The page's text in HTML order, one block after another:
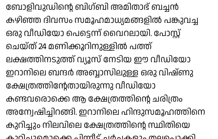
ബോളിവുഡിന്റെ ബിഗ്ബി അമിതാഭ് ബച്ചൻ
കഴിഞ്ഞ ദിവസം സമൂഹമാധ്യമങ്ങളിൽ പങ്കുവച്ച
ഒരു വീഡിയോ പെട്ടെന്ന് വൈറലായി. പോസ്റ്റ്
ചെയ്ത് 24 മണിക്കൂറിനുള്ളിൽ പത്ത്
ലക്ഷത്തിനടുത്ത് വ്യൂസ് നേടിയ ഈ വീഡിയോ
ഇറാനിലെ ബന്ദർ അബ്ബാസിലുള്ള ഒരു വിഷ്ണു
ക്ഷേത്രത്തിന്റേതായിരുന്നു വീഡിയോ
കണ്ടവരൊക്കെ ആ ക്ഷേത്രത്തിന്റെ ചരിത്രം
അന്വേഷിച്ചിറങ്ങി. ഇറാനിലെ ഹിന്ദുസമൂഹത്തിനെ
കുറിച്ചും നിലവിലെ ക്ഷേത്രത്തിന്റെ സ്ഥിതിയെ